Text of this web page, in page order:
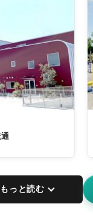
もっと読む